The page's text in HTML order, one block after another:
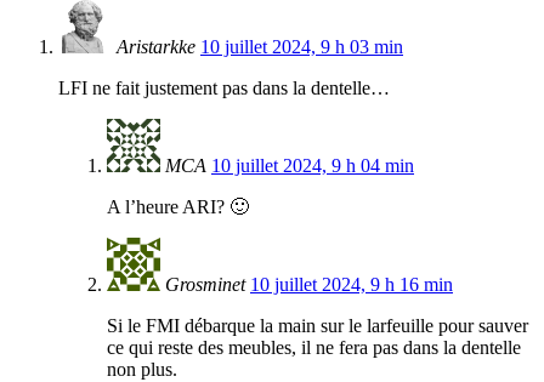
Aristarkke 10 juillet 2024, 9 h 03 min
LFI ne fait justement pas dans la dentelle…
MCA 10 juillet 2024, 9 h 04 min
A l’heure ARI? 🙂
Grosminet 10 juillet 2024, 9 h 16 min
Si le FMI débarque la main sur le larfeuille pour sauver
ce qui reste des meubles, il ne fera pas dans la dentelle
non plus.